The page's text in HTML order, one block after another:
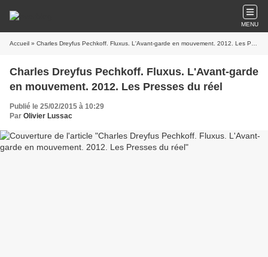
MENU
Accueil » Charles Dreyfus Pechkoff. Fluxus. L'Avant-garde en mouvement. 2012. Les Presses du réel
Charles Dreyfus Pechkoff. Fluxus. L'Avant-garde
en mouvement. 2012. Les Presses du réel
Publié le 25/02/2015 à 10:29
Par Olivier Lussac